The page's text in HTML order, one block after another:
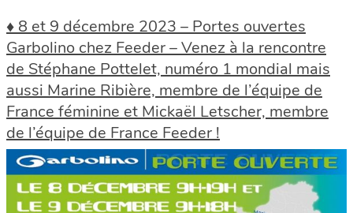
♦ 8 et 9 décembre 2023 – Portes ouvertes
Garbolino chez Feeder – Venez à la rencontre
de Stéphane Pottelet, numéro 1 mondial mais
aussi Marine Ribière, membre de l’équipe de
France féminine et Mickaël Letscher, membre
de l’équipe de France Feeder !